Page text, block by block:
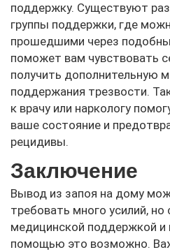
поддержку. Существуют
группы поддержки, где
прошедшими через
поможет вам чувствовать
получить дополнительную
поддержания трезвости.
к врачу или наркологу
ваше состояние и
рецидивы.
Заключение
Вывод из запоя на дому
требовать много усилий,
медицинской поддержкой и
помощью это возможно.